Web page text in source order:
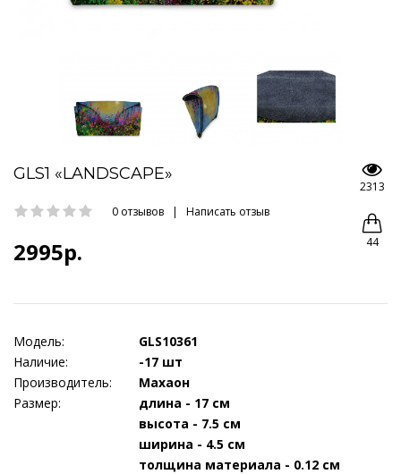
GLS1 «LANDSCAPE»
0 отзывов | Написать отзыв
2995р.
2313
44
Модель:
GLS10361
Наличие:
-17 шт
Производитель:
Махаон
Размер:
длина - 17 см
высота - 7.5 см
ширина - 4.5 см
толщина материала - 0.12 см